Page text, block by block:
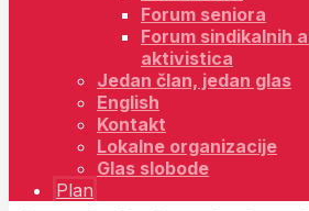
Forum seniora
Forum sindikalnih
aktivistica
Jedan član, jedan glas
English
Kontakt
Lokalne organizacije
Glas slobode
Plan